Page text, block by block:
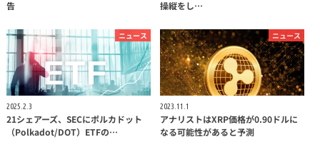
告
操縦をし…
ニュース
2025.2.3
21シェアーズ、SECにポルカドット
（Polkadot/DOT）ETFの…
ニュース
2023.11.1
アナリストはXRP価格が0.90ドルに
なる可能性があると予測